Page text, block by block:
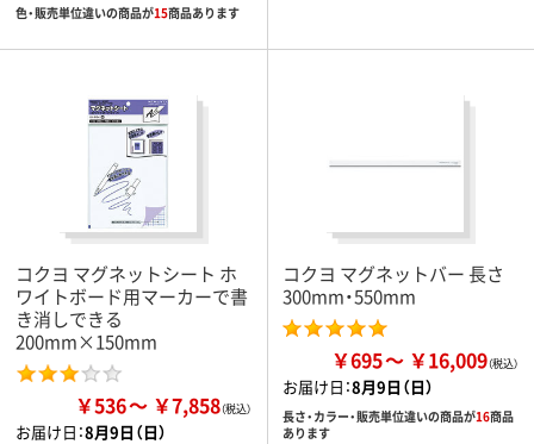
色・販売単位違いの商品が15商品あります
コクヨ マグネットシート ホ
ワイトボード用マーカーで書
き消しできる
200mm×150mm
￥536 ￥7,858
お届け日：8月9日（日）
コクヨ マグネットバー 長さ
300mm・550mm
￥695 ￥16,009
お届け日：8月9日（日）
長さ・カラー・販売単位違いの商品が16商品
あります